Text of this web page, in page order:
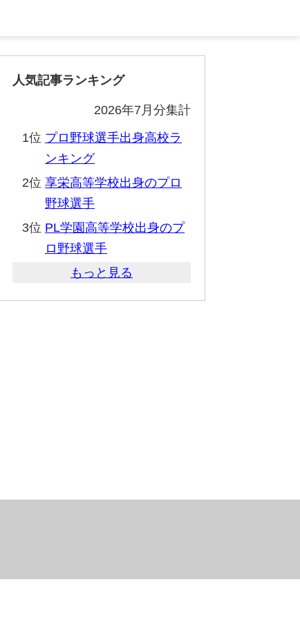
人気記事ランキング
2026年7月分集計
1位 プロ野球選手出身高校ラ
ンキング
2位 享栄高等学校出身のプロ
野球選手
3位 PL学園高等学校出身のプ
ロ野球選手
もっと見る